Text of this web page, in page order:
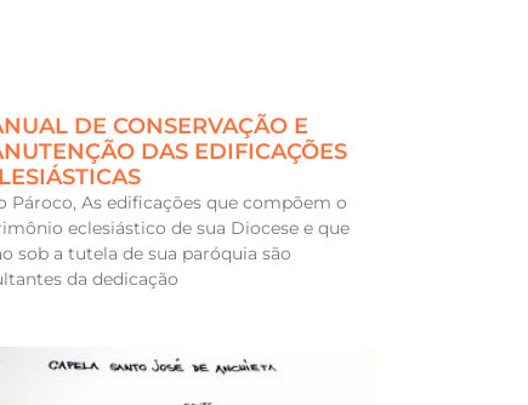
DE CONSERVAÇÃO E
DAS EDIFICAÇÕES
Pároco, As edificações que compõem o
eclesiástico de sua Diocese e que
sob a tutela de sua paróquia são
da dedicação